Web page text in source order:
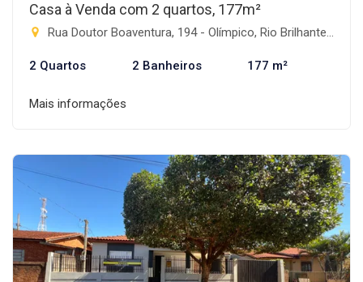
Casa à Venda com 2 quartos, 177m²
Rua Doutor Boaventura, 194 - Olímpico, Rio Brilhante-MS
2 Quartos 2 Banheiros 177 m²
Mais informações